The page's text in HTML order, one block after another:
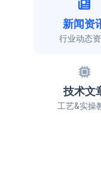
新闻资
行业动态
技术文
工艺&实操